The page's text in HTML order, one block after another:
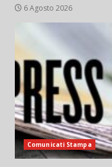
6 Agosto 2026
Comunicati Stampa